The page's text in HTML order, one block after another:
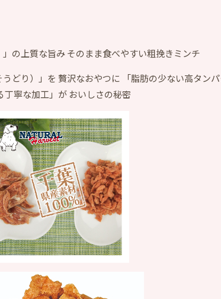
の上質な旨み そのまま食べやすい粗挽きミンチ
どり）」を 贅沢なおやつに 「脂肪の少ない高タン
寧な加工」が おいしさの秘密